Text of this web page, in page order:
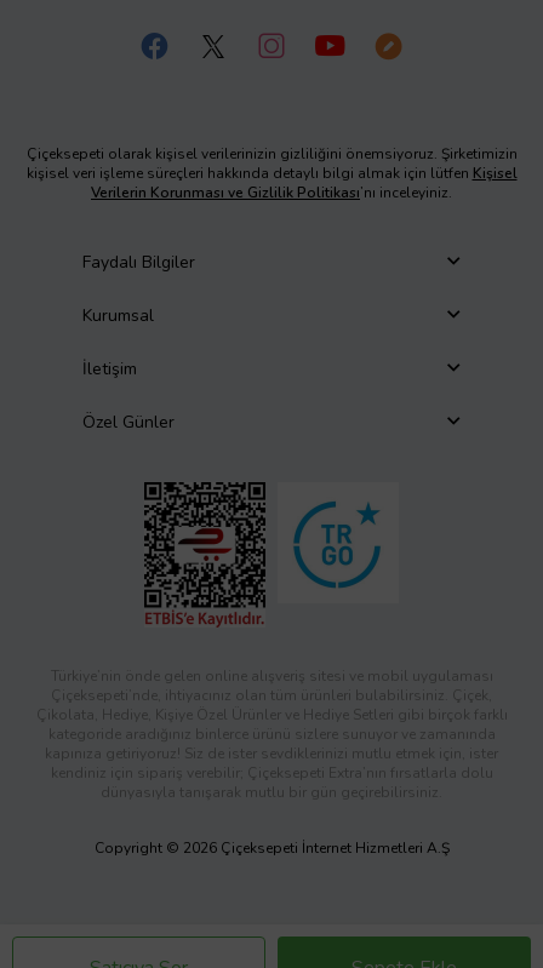
Çiçeksepeti olarak kişisel verilerinizin gizliliğini önemsiyoruz. Şirketimizin
kişisel veri işleme süreçleri hakkında detaylı bilgi almak için lütfen Kişisel
Verilerin Korunması ve Gizlilik Politikası’nı inceleyiniz.
Faydalı Bilgiler
Kurumsal
İletişim
Özel Günler
Türkiye’nin önde gelen online alışveriş sitesi ve mobil uygulaması
Çiçeksepeti’nde, ihtiyacınız olan tüm ürünleri bulabilirsiniz. Çiçek,
Çikolata, Hediye, Kişiye Özel Ürünler ve Hediye Setleri gibi birçok farklı
kategoride aradığınız binlerce ürünü sizlere sunuyor ve zamanında
kapınıza getiriyoruz! Siz de ister sevdiklerinizi mutlu etmek için, ister
kendiniz için sipariş verebilir; Çiçeksepeti Extra’nın fırsatlarla dolu
dünyasıyla tanışarak mutlu bir gün geçirebilirsiniz.
Copyright © 2026 Çiçeksepeti İnternet Hizmetleri A.Ş